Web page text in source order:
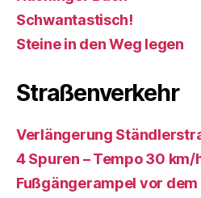
Schwantastisch!
Steine in den Weg legen
Straßenverkehr
Verlängerung
4 Spuren – Tempo 30 km/
Fußgängerampel vor dem